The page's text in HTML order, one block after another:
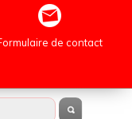
de contact